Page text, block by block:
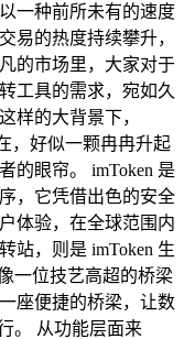
一种前所未有的速度
易的热度持续攀升，
的市场里，大家对于
工具的需求，宛如久
样的大背景下，
，好似一颗冉冉升起
的眼帘。 imToken 是
，它凭借出色的安全
体验，在全球范围内
站，则是 imToken 生
一位技艺高超的桥梁
座便捷的桥梁，让数
。 从功能层面来